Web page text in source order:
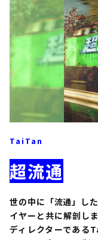
TaiTan
超流通
世の中に「流通」し
イヤーと共に解剖し
ディレクターである